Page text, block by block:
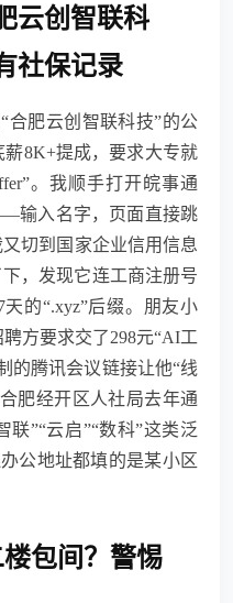
云创智联科
社保记录
合肥云创智联科技”的公
8K+提成，要求大专就
。我顺手打开皖事通
输入名字，页面直接跳
切到国家企业信用信息
，发现它连工商注册号
的“.xyz”后缀。朋友小
方要求交了298元“AI工
的腾讯会议链接让他“线
肥经开区人社局去年通
”“云启”“数科”这类泛
公地址都填的是某小区
包间？警惕